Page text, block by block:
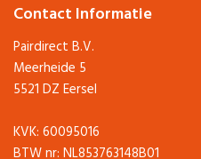
Contact Informatie
Pairdirect B.V.
Meerheide 5
5521 DZ Eersel
KVK: 60095016
BTW nr: NL853763148B01